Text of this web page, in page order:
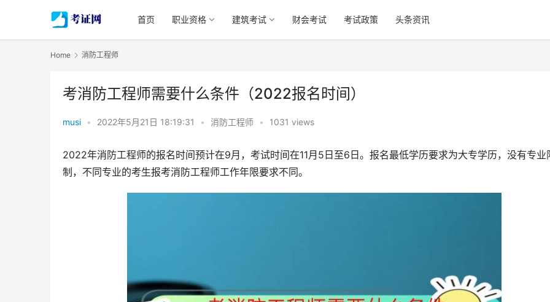
首页 职业资格 建筑考试 财会考试 考试政策 头条资讯
Home 消防工程师
考消防工程师需要什么条件（2022报名时间）
musi • 2022年5月21日 18:19:31 • 消防工程师 • 1031 views
2022年消防工程师的报名时间预计在9月，考试时间在11月5日至6日。报名最低学历要求为大专学历，没有专业
制，不同专业的考生报考消防工程师工作年限要求不同。